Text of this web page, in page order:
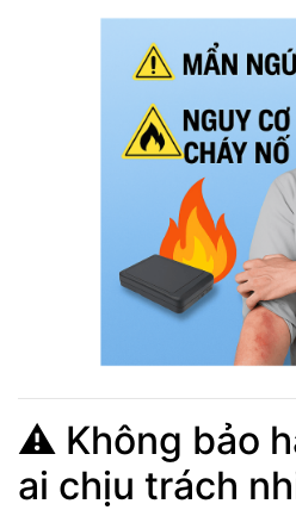
⚠️ Không bảo
ai chịu trách